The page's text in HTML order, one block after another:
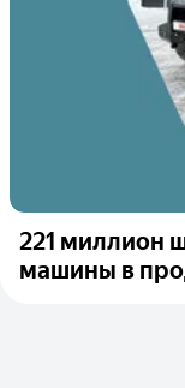
221 миллион
машины в